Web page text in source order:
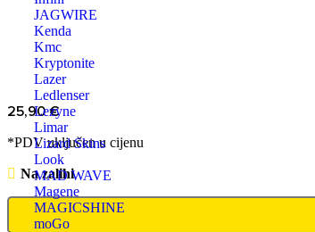
JAGWIRE
Kenda
Kmc
Kryptonite
Lazer
Ledlenser
Lezyne
Limar
Lizard Skins
Look
MAD WAVE
Magene
MAGICSHINE
moGo
25,90€
*PDV uključen u cijenu
Na zalihi